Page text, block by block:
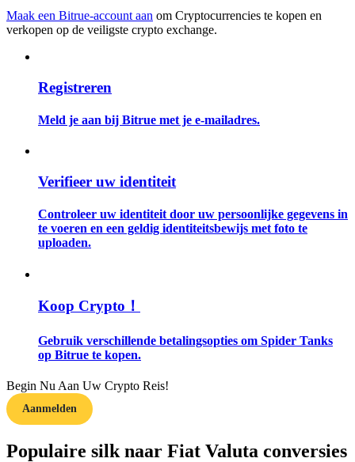
Futures-startgids
Handelsstrategieën
Maak een Bitrue-account aan om Cryptocurrencies te kopen en
verkopen op de veiligste crypto exchange.
Registreren
Meld je aan bij Bitrue met je e-mailadres.
Verifieer uw identiteit
Controleer uw identiteit door uw persoonlijke gegevens in
te voeren en een geldig identiteitsbewijs met foto te
uploaden.
Koop Crypto！
Gebruik verschillende betalingsopties om Spider Tanks
op Bitrue te kopen.
Begin Nu Aan Uw Crypto Reis!
Aanmelden
Populaire silk naar Fiat Valuta conversies